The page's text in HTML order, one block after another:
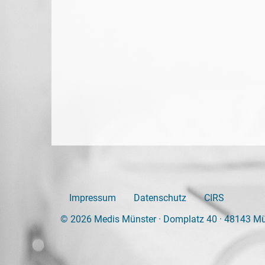
Impressum Datenschutz
CIRS
© 2026 Medis Münster · Domplatz 40 · 48143